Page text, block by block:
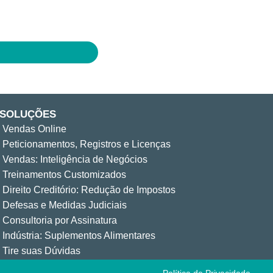
Vendas Online
Peticionamentos, Registros e Licenças
Vendas: Inteligência de Negócios
Treinamentos Customizados
Direito Creditório: Redução de Impostos
Defesas e Medidas Judiciais
Consultoria por Assinatura
Indústria: Suplementos Alimentares
Tire suas Dúvidas